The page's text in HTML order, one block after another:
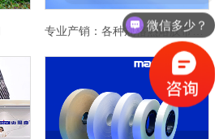
专业产销：各种规格热熔胶带、热熔纸带、纸盒贴角机胶带、牛皮纸贴角胶带、打角机胶纸
微信多少？